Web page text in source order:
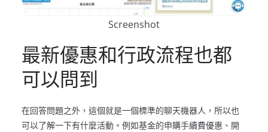
Screenshot
最新優惠和行政流程也都
可以問到
在回答問題之外，這個就是一個標準的聊天機器人，所以也
可以了解一下有什麼活動。例如基金的申購手續費優惠、開